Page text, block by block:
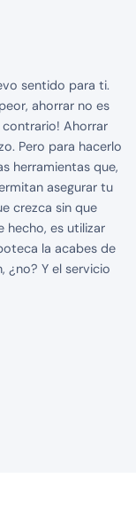
sentido para ti.
ahorrar no es
contrario! Ahorrar
Pero para hacerlo
herramientas que,
asegurar tu
crezca sin que
hecho, es utilizar
la acabes de
¿no? Y el servicio